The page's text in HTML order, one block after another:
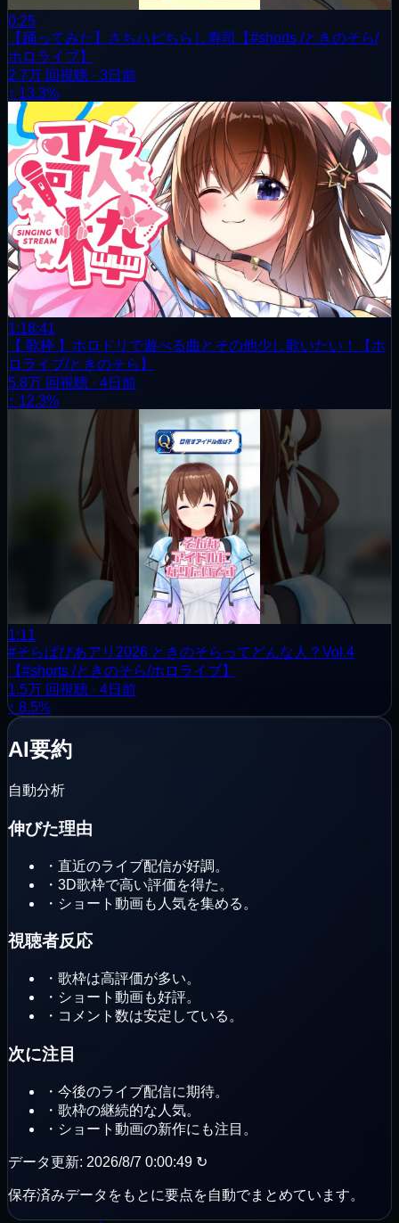
0:25
【踊ってみた】さちハピちらし寿司【#shorts /ときのそら/
ホロライブ】
2.7万 回視聴 · 3日前
↑ 13.3%
1:18:41
【 歌枠 】ホロドリで遊べる曲とその他少し歌いたい！【ホ
ロライブ/ときのそら】
5.8万 回視聴 · 4日前
↑ 12.3%
1:11
#そらぱぴあアリ2026 ときのそらってどんな人？Vol.4
【#shorts /ときのそら/ホロライブ】
1.5万 回視聴 · 4日前
↑ 8.5%
AI要約
自動分析
伸びた理由
・ 直近のライブ配信が好調。
・ 3D歌枠で高い評価を得た。
・ ショート動画も人気を集める。
視聴者反応
・ 歌枠は高評価が多い。
・ ショート動画も好評。
・ コメント数は安定している。
次に注目
・ 今後のライブ配信に期待。
・ 歌枠の継続的な人気。
・ ショート動画の新作にも注目。
データ更新: 2026/8/7 0:00:49 ↻
保存済みデータをもとに要点を自動でまとめています。